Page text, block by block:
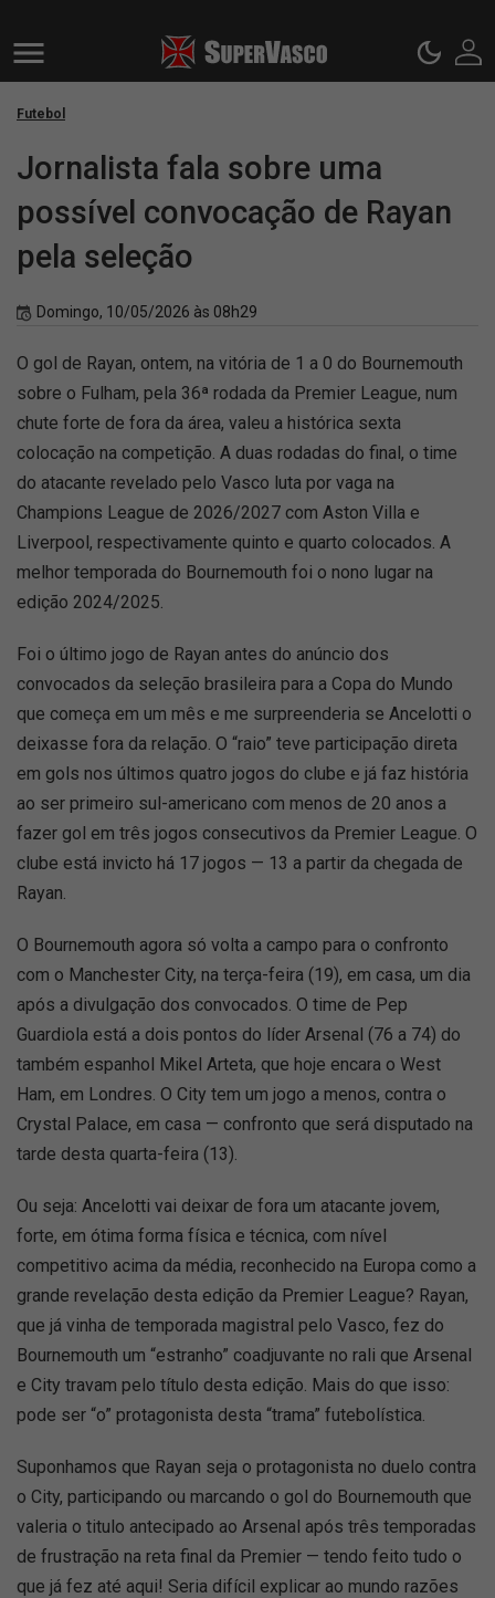
Futebol
Jornalista fala sobre uma
possível convocação de Rayan
pela seleção
Domingo, 10/05/2026 às 08h29
O gol de Rayan, ontem, na vitória de 1 a 0 do Bournemouth
sobre o Fulham, pela 36ª rodada da Premier League, num
chute forte de fora da área, valeu a histórica sexta
colocação na competição. A duas rodadas do final, o time
do atacante revelado pelo Vasco luta por vaga na
Champions League de 2026/2027 com Aston Villa e
Liverpool, respectivamente quinto e quarto colocados. A
melhor temporada do Bournemouth foi o nono lugar na
edição 2024/2025.
Foi o último jogo de Rayan antes do anúncio dos
convocados da seleção brasileira para a Copa do Mundo
que começa em um mês e me surpreenderia se Ancelotti o
deixasse fora da relação. O “raio” teve participação direta
em gols nos últimos quatro jogos do clube e já faz história
ao ser primeiro sul-americano com menos de 20 anos a
fazer gol em três jogos consecutivos da Premier League. O
clube está invicto há 17 jogos — 13 a partir da chegada de
Rayan.
O Bournemouth agora só volta a campo para o confronto
com o Manchester City, na terça-feira (19), em casa, um dia
após a divulgação dos convocados. O time de Pep
Guardiola está a dois pontos do líder Arsenal (76 a 74) do
também espanhol Mikel Arteta, que hoje encara o West
Ham, em Londres. O City tem um jogo a menos, contra o
Crystal Palace, em casa — confronto que será disputado na
tarde desta quarta-feira (13).
Ou seja: Ancelotti vai deixar de fora um atacante jovem,
forte, em ótima forma física e técnica, com nível
competitivo acima da média, reconhecido na Europa como a
grande revelação desta edição da Premier League? Rayan,
que já vinha de temporada magistral pelo Vasco, fez do
Bournemouth um “estranho” coadjuvante no rali que Arsenal
e City travam pelo título desta edição. Mais do que isso:
pode ser “o” protagonista desta “trama” futebolística.
Suponhamos que Rayan seja o protagonista no duelo contra
o City, participando ou marcando o gol do Bournemouth que
valeria o titulo antecipado ao Arsenal após três temporadas
de frustração na reta final da Premier — tendo feito tudo o
que já fez até aqui! Seria difícil explicar ao mundo razões